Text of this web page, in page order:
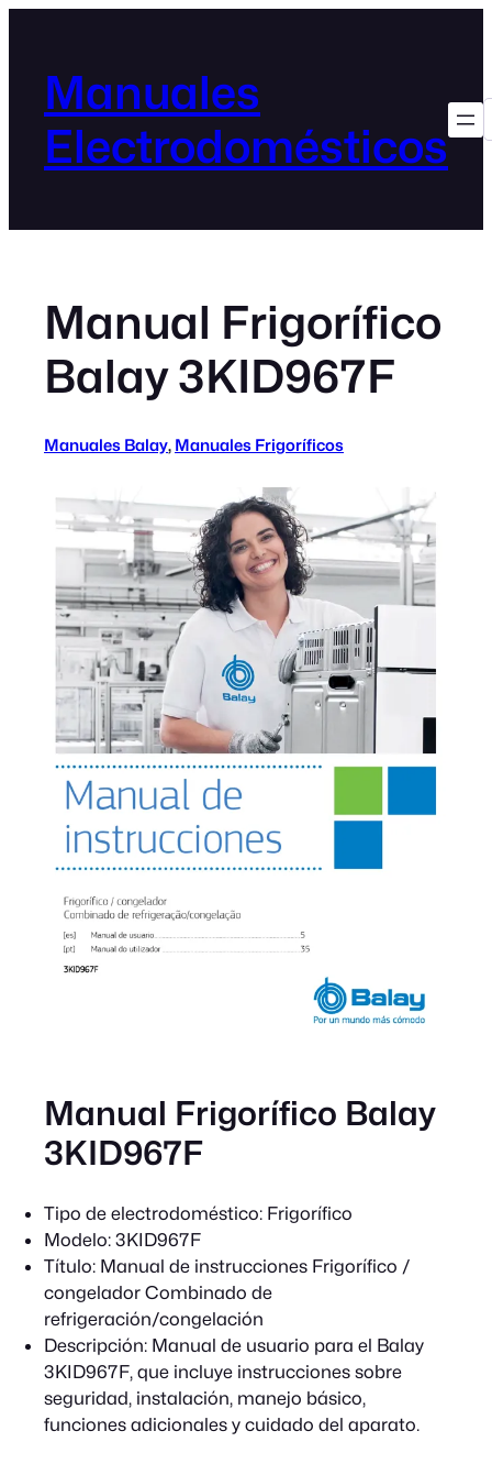
Manuales
Electrodomésticos
Manual Frigorífico
Balay 3KID967F
Manuales Balay, Manuales Frigoríficos
Manual Frigorífico Balay
3KID967F
Tipo de electrodoméstico: Frigorífico
Modelo: 3KID967F
Título: Manual de instrucciones Frigorífico /
congelador Combinado de
refrigeración/congelación
Descripción: Manual de usuario para el Balay
3KID967F, que incluye instrucciones sobre
seguridad, instalación, manejo básico,
funciones adicionales y cuidado del aparato.